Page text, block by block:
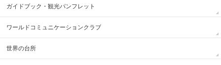
ガイドブック・観光パンフレット
ワールドコミュニケーションクラブ
世界の台所